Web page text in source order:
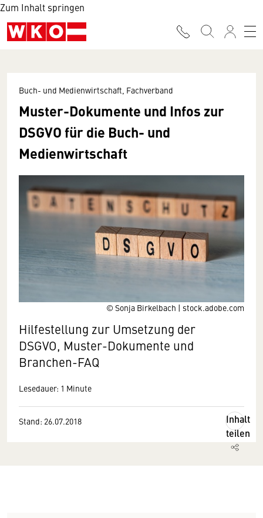
Zum Inhalt springen
© Sonja Birkelbach | stock.adobe.com
Buch- und Medienwirtschaft, Fachverband
Muster-Dokumente und Infos zur
DSGVO für die Buch- und
Medienwirtschaft
Hilfestellung zur Umsetzung der
DSGVO, Muster-Dokumente und
Branchen-FAQ
Lesedauer: 1 Minute
Stand: 26.07.2018
Inhalt
teilen